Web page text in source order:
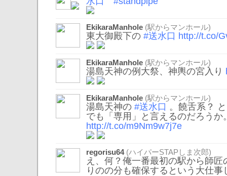
EkikaraManhole (駅からマンホール)
東大御殿下の #送水口 http://t.co/
EkikaraManhole (駅からマンホール)
湯島天神の例大祭、神輿の宮入り
EkikaraManhole (駅からマンホール)
湯島天神の #送水口 。饒舌系？
でも「専用」と言えるのだろうか
http://t.co/m9Nm9w7j7e
regorisu64(ハイパーSTAPしま次郎)
え、何？俺一番最初の駅から師
りのの分も確保するという大仕